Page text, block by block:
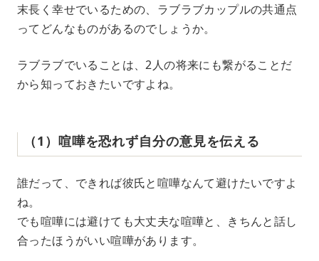
末長く幸せでいるための、ラブラブカップルの共通点
ってどんなものがあるのでしょうか。
ラブラブでいることは、2人の将来にも繋がることだ
から知っておきたいですよね。
（1）喧嘩を恐れず自分の意見を伝える
誰だって、できれば彼氏と喧嘩なんて避けたいですよ
ね。
でも喧嘩には避けても大丈夫な喧嘩と、きちんと話し
合ったほうがいい喧嘩があります。